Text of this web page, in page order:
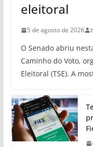
eleitoral
5 de agosto de 2026
O Senado abriu
Caminho do Voto,
Eleitoral (TSE). A